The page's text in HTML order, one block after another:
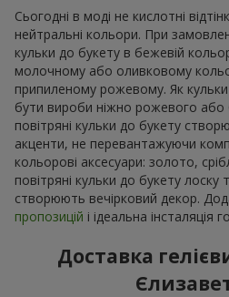
Сьогодні в моді не кислотні
нейтральні кольори. При
кульки до букету в бежевій
молочному або оливковому
припиленому рожевому. Як
бути вироби ніжно рожевого або
повітряні кульки до букету
акценти, не перевантажуючи
кольорові аксесуари: золото,
повітряні кульки до букету лоску
створюють вечірковий декор.
пропозицій і ідеальна інсталяція
Доставка